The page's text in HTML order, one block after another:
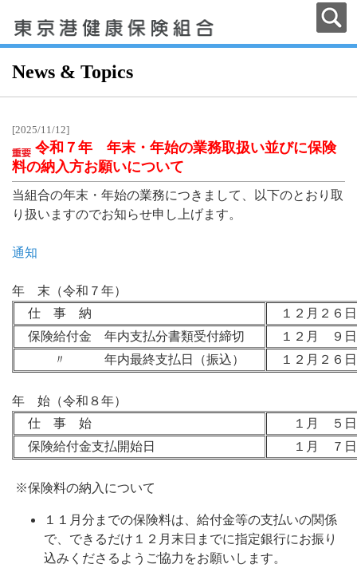
News & Topics
[2025/11/12]
令和７年 年末・年始の業務取扱い並びに保険
料の納入方お願いについて
当組合の年末・年始の業務につきまして、以下のとおり取
り扱いますのでお知らせ申し上げます。
通知
年 末（令和７年）
仕 事 納
１２月２６
保険給付金 年内支払分書類受付締切
１２月 ９日
〃 年内最終支払日（振込）
１２月２６
年 始（令和８年）
仕 事 始
１月 ５日
保険給付金支払開始日
１月 ７日
※保険料の納入について
１１月分までの保険料は、給付金等の支払いの関係
で、できるだけ１２月末日までに指定銀行にお振り
込みくださるようご協力をお願いします。